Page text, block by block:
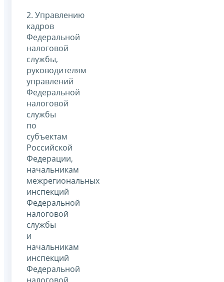
2. Управлению
кадров
Федеральной
налоговой
службы,
руководителям
управлений
Федеральной
налоговой
службы
по
субъектам
Российской
Федерации,
начальникам
межрегиональных
инспекций
Федеральной
налоговой
службы
и
начальникам
инспекций
Федеральной
налоговой